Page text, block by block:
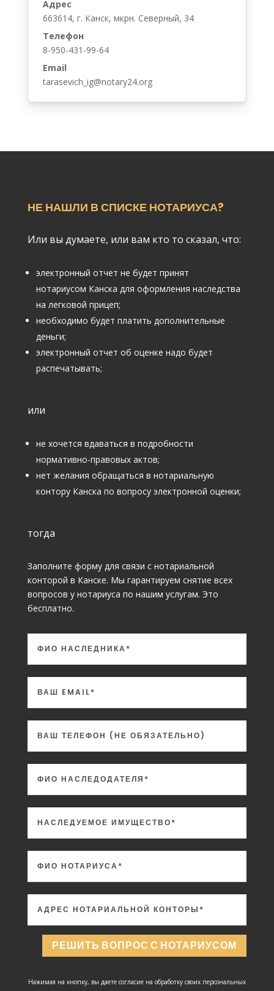
Адрес
663614, г. Канск, мкрн. Северный, 34
Телефон
8-950-431-99-64
Email
tarasevich_ig@notary24.org
НЕ НАШЛИ В СПИСКЕ НОТАРИУСА?
Или вы думаете, или вам кто то сказал, что:
электронный отчет не будет принят
нотариусом Канска для оформления наследства
на легковой прицеп;
необходимо будет платить дополнительные
деньги;
электронный отчет об оценке надо будет
распечатывать;
или
не хочется вдаваться в подробности
нормативно-правовых актов;
нет желания обращаться в нотариальную
контору Канска по вопросу электронной оценки;
тогда
Заполните форму для связи с нотариальной
конторой в Канске. Мы гарантируем снятие всех
вопросов у нотариуса по нашим услугам. Это
бесплатно.
РЕШИТЬ ВОПРОС С НОТАРИУСОМ
Нажимая на кнопку, вы даете согласие на обработку своих персональных